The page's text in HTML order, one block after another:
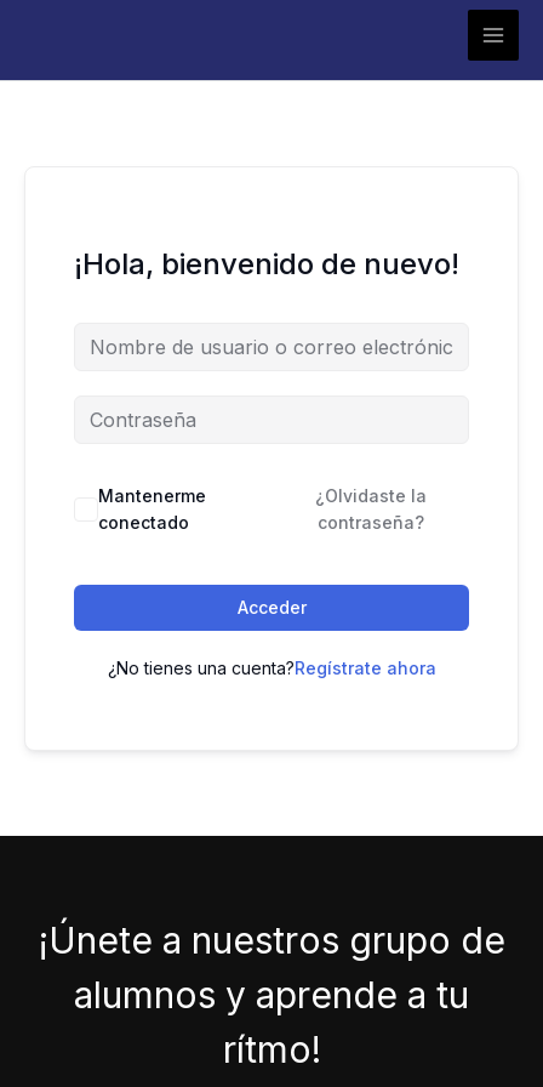
¡Hola, bienvenido de nuevo!
Mantenerme
conectado
¿Olvidaste la
contraseña?
Acceder
¿No tienes una cuenta?Regístrate ahora
¡Únete a nuestros grupo de
alumnos y aprende a tu
rítmo!